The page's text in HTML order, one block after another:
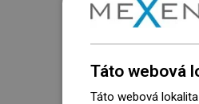
Táto webová
Táto webová